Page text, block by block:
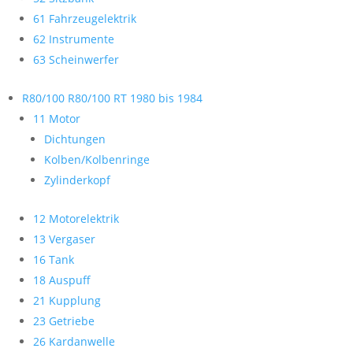
61 Fahrzeugelektrik
62 Instrumente
63 Scheinwerfer
R80/100 R80/100 RT 1980 bis 1984
11 Motor
Dichtungen
Kolben/Kolbenringe
Zylinderkopf
12 Motorelektrik
13 Vergaser
16 Tank
18 Auspuff
21 Kupplung
23 Getriebe
26 Kardanwelle